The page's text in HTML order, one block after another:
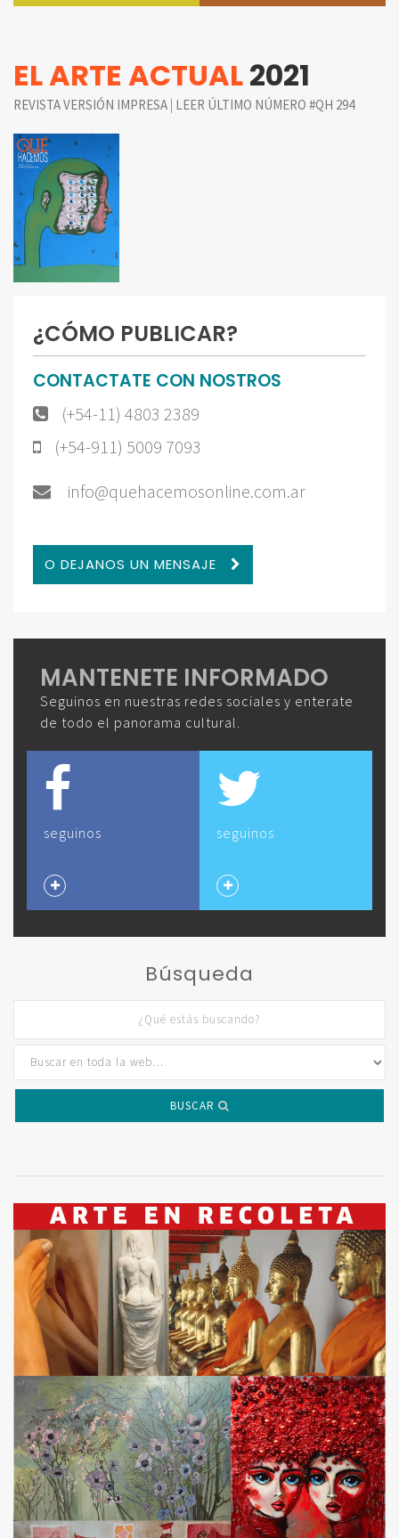
EL ARTE ACTUAL2021
REVISTA VERSIÓN IMPRESA | LEER ÚLTIMO NÚMERO #QH 294
¿CÓMO PUBLICAR?
CONTACTATE CON NOSTROS
(+54-11) 4803 2389
(+54-911) 5009 7093
info@quehacemosonline.com.ar
O DEJANOS UN MENSAJE
MANTENETE INFORMADO
Seguinos en nuestras redes sociales y enterate
de todo el panorama cultural.
seguinos seguinos
Búsqueda
BUSCAR